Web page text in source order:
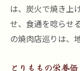
焼肉の
とりもも
黒川駅
は、炭火で焼き上
せ、食通を唸らせ
の焼肉店巡りは、
とりももの栄養